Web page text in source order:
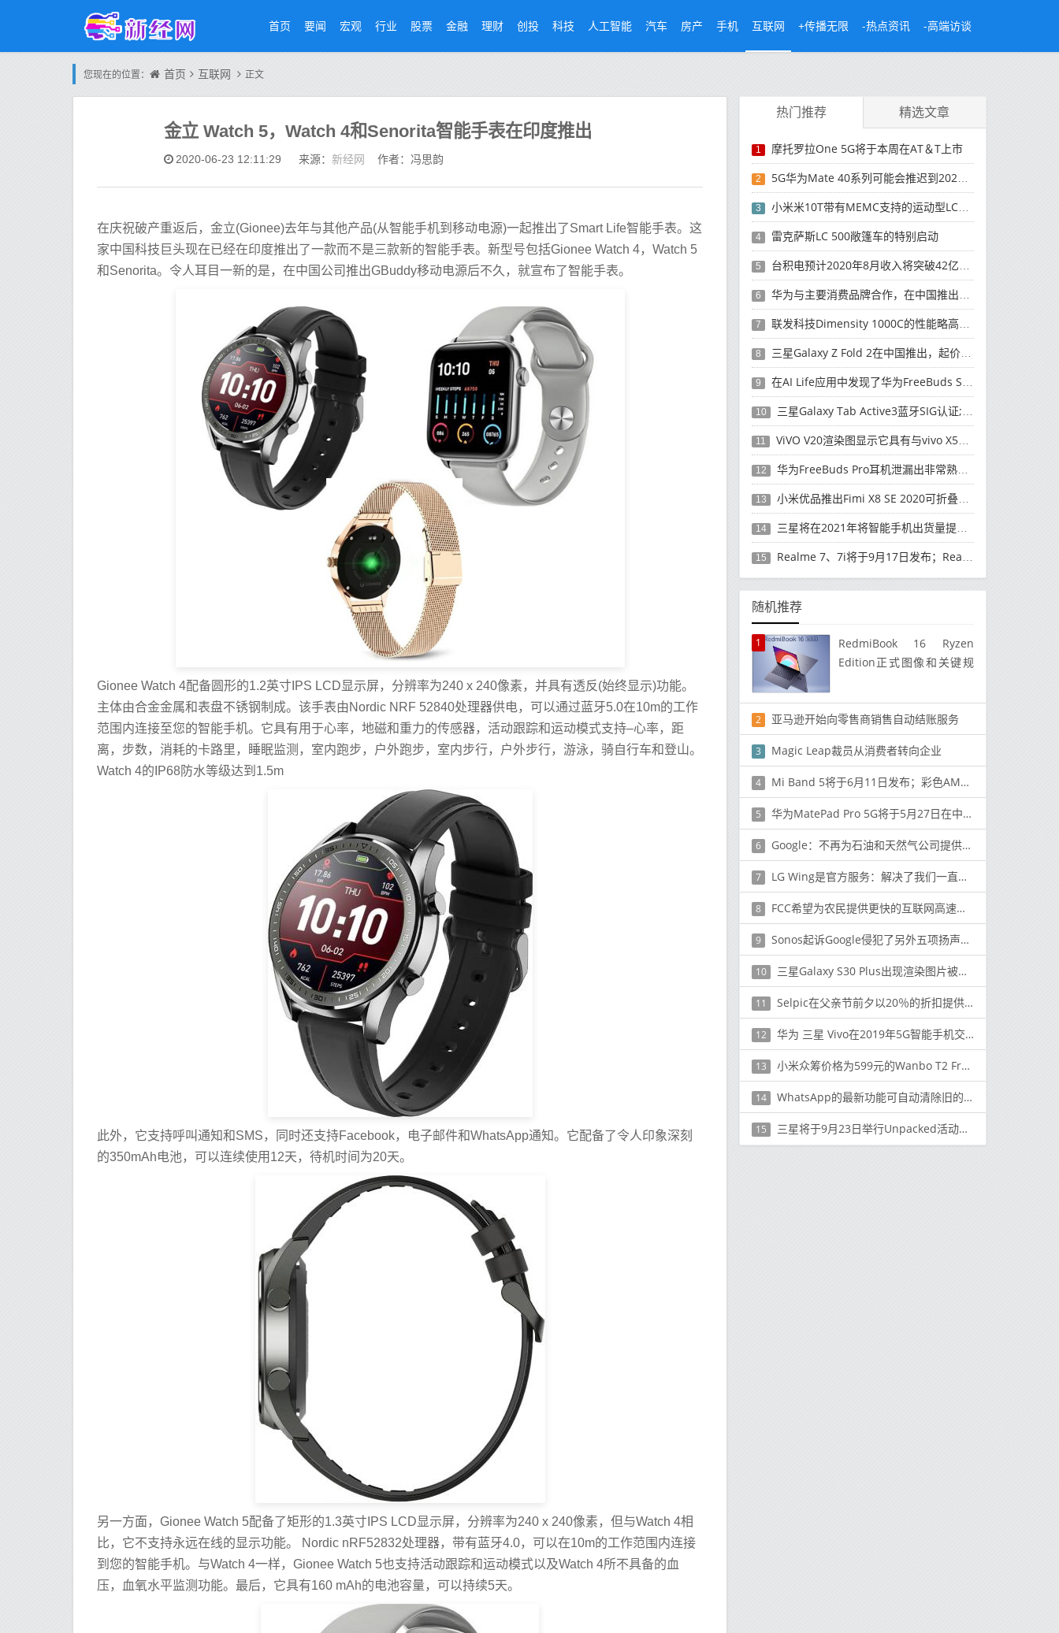
首页 要闻 宏观 行业 股票 金融 理财 创投 科技 人工智能 汽车 房产 手机 互联网 +传播无限 -热点资讯 -高端访谈
您现在的位置： 首页 互联网 正文
金立 Watch 5，Watch 4和Senorita智能手表在印度推出
2020-06-23 12:11:29 来源： 新经网 作者：冯思韵
在庆祝破产重返后，金立(Gionee)去年与其他产品(从智能手机到移动电源)一起推出了Smart Life智能手表。这
家中国科技巨头现在已经在印度推出了一款而不是三款新的智能手表。新型号包括Gionee Watch 4，Watch 5
和Senorita。令人耳目一新的是，在中国公司推出GBuddy移动电源后不久，就宣布了智能手表。
Gionee Watch 4配备圆形的1.2英寸IPS LCD显示屏，分辨率为240 x 240像素，并具有透反(始终显示)功能。
主体由合金金属和表盘不锈钢制成。该手表由Nordic NRF 52840处理器供电，可以通过蓝牙5.0在10m的工作
范围内连接至您的智能手机。它具有用于心率，地磁和重力的传感器，活动跟踪和运动模式支持–心率，距
离，步数，消耗的卡路里，睡眠监测，室内跑步，户外跑步，室内步行，户外步行，游泳，骑自行车和登山。
Watch 4的IP68防水等级达到1.5m
此外，它支持呼叫通知和SMS，同时还支持Facebook，电子邮件和WhatsApp通知。它配备了令人印象深刻
的350mAh电池，可以连续使用12天，待机时间为20天。
另一方面，Gionee Watch 5配备了矩形的1.3英寸IPS LCD显示屏，分辨率为240 x 240像素，但与Watch 4相
比，它不支持永远在线的显示功能。 Nordic nRF52832处理器，带有蓝牙4.0，可以在10m的工作范围内连接
到您的智能手机。与Watch 4一样，Gionee Watch 5也支持活动跟踪和运动模式以及Watch 4所不具备的血
压，血氧水平监测功能。最后，它具有160 mAh的电池容量，可以持续5天。
热门推荐 精选文章
1 摩托罗拉One 5G将于本周在AT＆T上市
2 5G华为Mate 40系列可能会推迟到2021年
3 小米米10T带有MEMC支持的运动型LCD屏幕
4 雷克萨斯LC 500敞篷车的特别启动
5 台积电预计2020年8月收入将突破42亿美元，创历史新高
6 华为与主要消费品牌合作，在中国推出采用HarmonyOS 2.0的智能家居产品
7 联发科技Dimensity 1000C的性能略高于Snapdragon 765G
8 三星Galaxy Z Fold 2在中国推出，起价为16,999元
9 在AI Life应用中发现了华为FreeBuds Studio耳机
10 三星Galaxy Tab Active3蓝牙SIG认证; 发布可能快要结束了
11 ViVO V20渲染图显示它具有与vivo X50 Pro类似的后部设计
12 华为FreeBuds Pro耳机泄漏出非常熟悉的设计
13 小米优品推出Fimi X8 SE 2020可折叠无人机
14 三星将在2021年将智能手机出货量提高至3亿部
15 Realme 7、7i将于9月17日发布；Realme 7i的完整规格并导致泄漏
随机推荐
1
RedmiBook 16 Ryzen
Edition正式图像和关键规
2 亚马逊开始向零售商销售自动结账服务
3 Magic Leap裁员从消费者转向企业
4 Mi Band 5将于6月11日发布；彩色AMOLED显示屏和更大的屏幕尺寸
5 华为MatePad Pro 5G将于5月27日在中国亮相
6 Google：不再为石油和天然气公司提供定制的AI工具
7 LG Wing是官方服务：解决了我们一直以来遇到的智能手机使用问题
8 FCC希望为农民提供更快的互联网高速连接可以使农场和牧场变得更智能
9 Sonos起诉Google侵犯了另外五项扬声器专利
10 三星Galaxy S30 Plus出现渲染图片被泄漏
11 Selpic在父亲节前夕以20％的折扣提供便携式打印机
12 华为 三星 Vivo在2019年5G智能手机交付方面处于领先地位
13 小米众筹价格为599元的Wanbo T2 Free Projector
14 WhatsApp的最新功能可自动清除旧的垃圾邮件
15 三星将于9月23日举行Unpacked活动，可能推出Galaxy S20 FE